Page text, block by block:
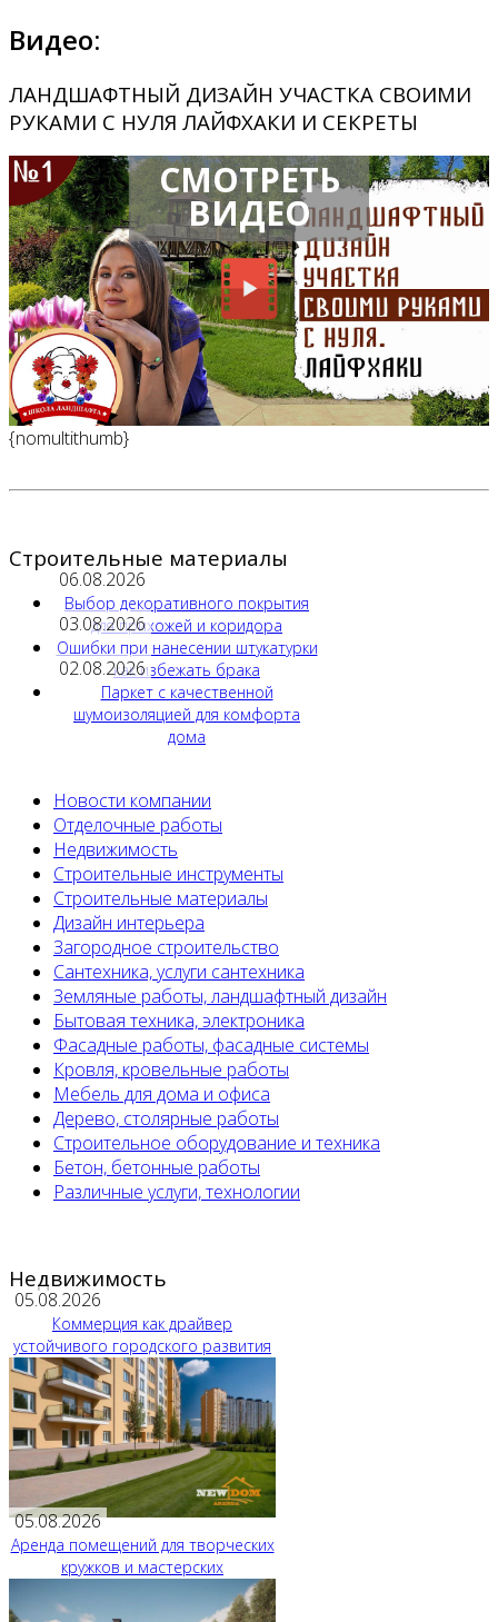
Видео:
ЛАНДШАФТНЫЙ ДИЗАЙН УЧАСТКА СВОИМИ
РУКАМИ С НУЛЯ ЛАЙФХАКИ И СЕКРЕТЫ
СМОТРЕТЬ
ВИДЕО
{nomultithumb}
Строительные материалы
06.08.2026
Выбор декоративного покрытия
для прихожей и коридора
03.08.2026
Ошибки при нанесении штукатурки
как избежать брака
02.08.2026
Паркет с качественной
шумоизоляцией для комфорта
дома
Новости компании
Отделочные работы
Недвижимость
Строительные инструменты
Строительные материалы
Дизайн интерьера
Загородное строительство
Сантехника, услуги сантехника
Земляные работы, ландшафтный дизайн
Бытовая техника, электроника
Фасадные работы, фасадные системы
Кровля, кровельные работы
Мебель для дома и офиса
Дерево, столярные работы
Строительное оборудование и техника
Бетон, бетонные работы
Различные услуги, технологии
Недвижимость
05.08.2026
Коммерция как драйвер
устойчивого городского развития
05.08.2026
Аренда помещений для творческих
кружков и мастерских